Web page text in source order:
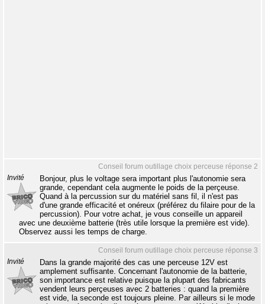
Conseil forum outillage choix perceuse réponse 2
Invité
Bonjour, plus le voltage sera important plus l'autonomie sera
grande, cependant cela augmente le poids de la perçeuse.
Quand à la percussion sur du matériel sans fil, il n'est pas
d'une grande efficacité et onéreux (préférez du filaire pour de la
percussion). Pour votre achat, je vous conseille un appareil
avec une deuxième batterie (très utile lorsque la première est vide).
Observez aussi les temps de charge.
Conseil forum outillage choix perceuse réponse 3
Invité
Dans la grande majorité des cas une perceuse 12V est
amplement suffisante. Concernant l'autonomie de la batterie,
son importance est relative puisque la plupart des fabricants
vendent leurs perçeuses avec 2 batteries : quand la première
est vide, la seconde est toujours pleine. Par ailleurs si le mode